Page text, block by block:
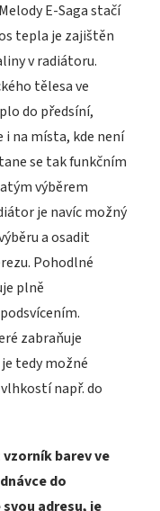
E-Saga stačí
tepla je zajištěn
v radiátoru.
tělesa ve
do předsíní,
i na místa, kde není
se tak funkčním
výběrem
je navíc možný
a osadit
Pohodlné
plně
zabraňuje
tedy možné
např. do
barev ve
do
adresu, je